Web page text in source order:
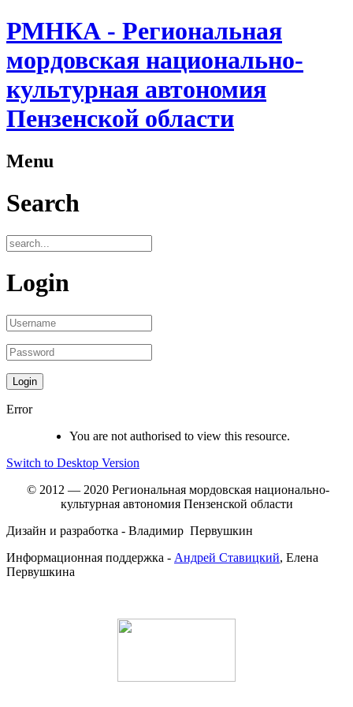
РМНКА - Региональная
мордовская национально-
культурная автономия
Пензенской области
Menu
Search
Login
Error
You are not authorised to view this resource.
Switch to Desktop Version
© 2012 — 2020 Региональная мордовская национально-
культурная автономия Пензенской области
Дизайн и разработка - Владимир Первушкин
Информационная поддержка - Андрей Ставицкий, Елена
Первушкина